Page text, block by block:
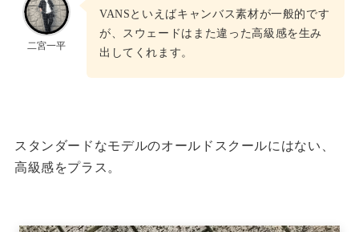
二宮一平
VANSといえばキャンバス素材が一般的です
が、スウェードはまた違った高級感を生み
出してくれます。
スタンダードなモデルのオールドスクールにはない、
高級感をプラス。